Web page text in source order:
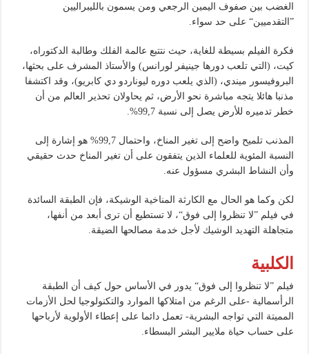
الغضب بين صفوف اليمين الرجعي ومن يسمون بالليبراليين
”التقدميين“ على حد سواء.
فكرة الفيلم بسيطة للغاية، حيث نتتبع عالمة الفلك وطالبة الدكتوراه،
كيت، (التي تلعب دورها جينيفر لورانس) والأستاذ المشرف على بحثها،
البروفيسور ميندي، (الذي يلعب دوره ليوناردو دي كابريو)، وقد اكتشفا
مذنبا هائلا يتجه مباشرة نحو الأرض، ثم يحاولان تحذير العالم من أن
خطر تدميره للأرض يصل إلى نسبة 99,7%.
المذنب تلميح واضح إلى تغير المناخ، واحتمال 99,7% هو إشارة إلى
النسبة المئوية للعلماء الذين يتفقون على أن تغير المناخ حدث حقيقي
وأن النشاط البشري مسؤول عنه.
لكن وكما هو الحال مع الكارثة المناخية الوشيكة، فإن الطبقة السائدة
في فيلم ”لا تنظروا إلى فوق“، لا تستطيع أن ترى أبعد من أنفها،
متجاهلة التهديد الوشيك لأجل خدمة مصالحها الضيقة.
الكلبية
فيلم ”لا تنظروا إلى فوق“ يدور في الأساس حول كيف أن الطبقة
الرأسمالية -على الرغم من امتلاكها الموارد والتكنولوجيا لحل الأزمات
المميتة التي تواجه البشرية- تعمل دائما على إعطاء الأولوية لأرباحها
على حساب حياة ملايير البشر البسطاء.